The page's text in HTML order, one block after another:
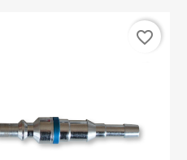
favorite_border